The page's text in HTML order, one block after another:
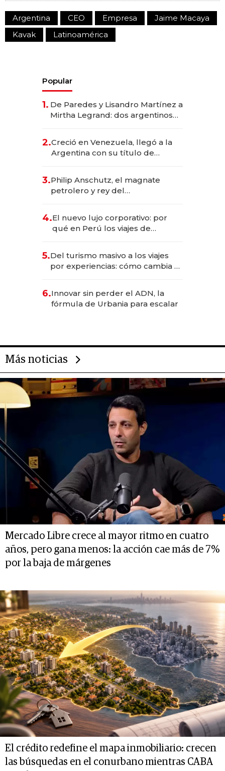
Argentina CEO Empresa
Jaime Macaya
Kavak
Latinoamérica
Popular
1. De Paredes y Lisandro Martínez a
Mirtha Legrand: dos argentinos
2.Creció en Venezuela, llegó a la
Argentina con su título de
las marcas "fast premium"
3.Philip Anschutz, el magnate
petrolero y rey del
Fénix
4.El nuevo lujo corporativo: por
qué en Perú los viajes de
transformadoras
5.Del turismo masivo a los viajes
por experiencias: cómo cambia el
6.Innovar sin perder el ADN, la
fórmula de Urbania para escalar
Más noticias
Mercado Libre crece al mayor ritmo en cuatro
años, pero gana menos: la acción cae más de 7%
por la baja de márgenes
El crédito redefine el mapa inmobiliario: crecen
las búsquedas en el conurbano mientras CABA